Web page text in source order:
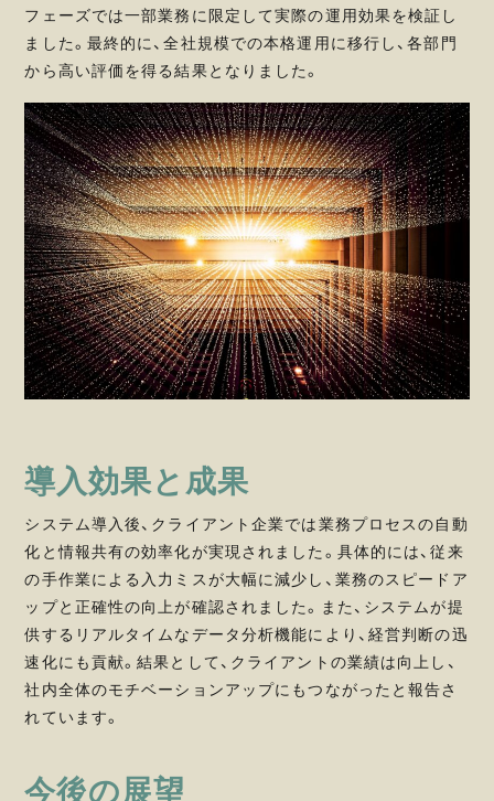
フェーズでは一部業務に限定して実際の運用効果を検証し
ました。最終的に、全社規模での本格運用に移行し、各部門
から高い評価を得る結果となりました。
導入効果と成果
システム導入後、クライアント企業では業務プロセスの自動
化と情報共有の効率化が実現されました。具体的には、従来
の手作業による入力ミスが大幅に減少し、業務のスピードア
ップと正確性の向上が確認されました。また、システムが提
供するリアルタイムなデータ分析機能により、経営判断の迅
速化にも貢献。結果として、クライアントの業績は向上し、
社内全体のモチベーションアップにもつながったと報告さ
れています。
今後の展望